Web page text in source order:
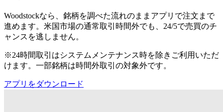
Woodstockなら、銘柄を調べた流れのままアプリで注文まで
進めます。米国市場の通常取引時間外でも、24/5で売買のチ
ャンスを逃しません。
※24時間取引はシステムメンテナンス時を除きご利用いただ
けます。一部銘柄は時間外取引の対象外です。
アプリをダウンロード